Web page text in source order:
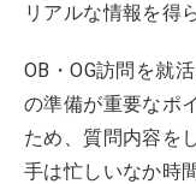
リアルな情報を得
OB・OG訪問を就
の準備が重要なポ
ため、質問内容を
手は忙しいなか時